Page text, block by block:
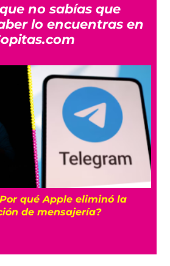
no sabías que
lo encuentras en
actualizaciones para
grupo y mejores encuestas